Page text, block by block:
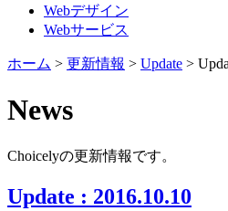
Webデザイン
Webサービス
ホーム > 更新情報 > Update >
News
Choicelyの更新情報です。
Update : 2016.10.10